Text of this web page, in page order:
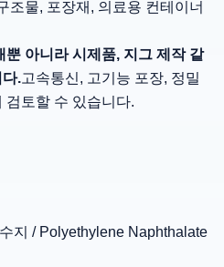
조물, 포장재, 의료용 컨테이너
아니라 시제품, 지그 제작 같
.고속통신, 고기능 포장, 정밀
검토할 수 있습니다.
지 / Polyethylene Naphthalate